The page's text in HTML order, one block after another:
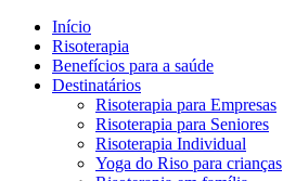
Início
Risoterapia
Benefícios para a saúde
Destinatários
Risoterapia para Empresas
Risoterapia para Seniores
Risoterapia Individual
Yoga do Riso para crianças